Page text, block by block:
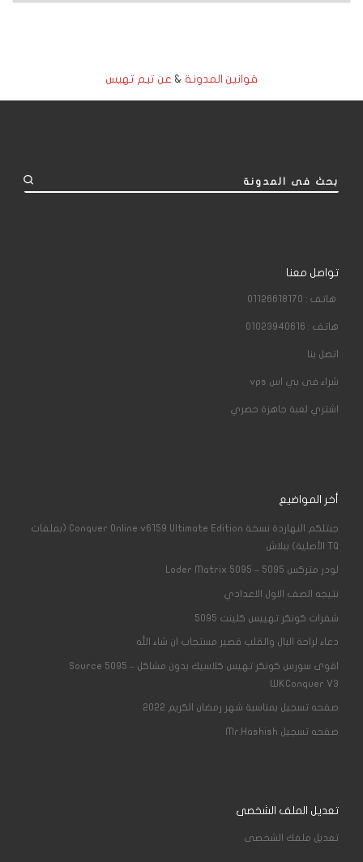
قوانين المدونة & عن تيم تهيس
بحث فى المدونة
تواصل معنا
هاتف : 01126618170
هاتف : 01023940616
اتصل بنا
شراء فى بي اس vps
اشتري لعبة جاهزة حصري
أخر المواضيع
جبتلكم النهاردة نسخة Conquer Online v6159 Ultimate Edition (بملفات
TQ الأصلية) ببلاش
لودر متركس 5095 – Loder Matrix 5095
نتيجه الصف الاول الاعدادي
شفرات كونكر تهييس كلينت 5095
دعاء لراحة البال والقلب قصير مستجاب ان شاء الله
اقوى سورس كونكر تهيس كلاسيك بدون مشاكل – Source 5095
WKConquer V3
صفحه تسجيل بمناسبة شهر رمضان الكريم 2022
صفحه تسجيل Mr.Hashish
تعديل الملف الشخصى
تعديل ملفك الشخصى